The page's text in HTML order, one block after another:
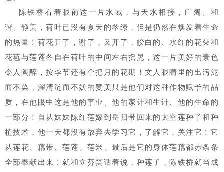
陈铁桥看着眼前这一片水域，与天水相接，广阔、和
谐、静美，荷叶已没有夏天的翠绿，但是仍然在焕发着生命
的热量！荷花开了，谢了，又开了，皎白的、水红的花朵和
花苞与莲蓬各自在荷叶的中间左右摇晃，这一片美好的景色
令人陶醉，按季节还有个把月的花期！文人眼睛里的出污泥
而不染，濯清涟而不妖的赞美只是他们对这种作物赋予的品
质，在他眼中这是他的事业、他的家计和生计、他的生命的
一部分！自从妹妹陈红莲嫁到岳阳带回来的太空莲种子和种
植技术，他一天都没有放弃去学习它，了解它，关注它！它
从莲花、藕带、莲蓬、莲米、最后是它的身体莲藕都赤条条
全部奉献出来！就和立芬笑话着说，种莲子，陈铁桥就当成